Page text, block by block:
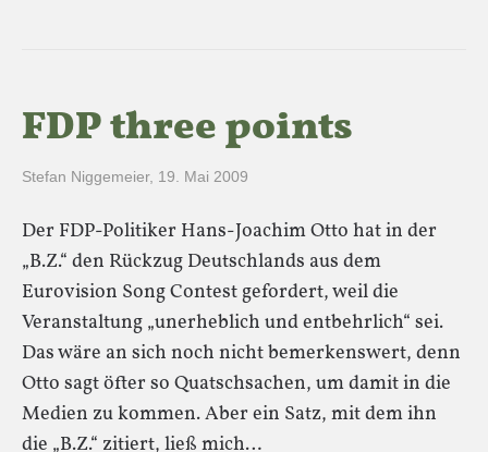
FDP three points
Stefan Niggemeier, 19. Mai 2009
Der FDP-Politiker Hans-Joachim Otto hat in der
„B.Z.“ den Rückzug Deutschlands aus dem
Eurovision Song Contest gefordert, weil die
Veranstaltung „unerheblich und entbehrlich“ sei.
Das wäre an sich noch nicht bemerkenswert, denn
Otto sagt öfter so Quatschsachen, um damit in die
Medien zu kommen. Aber ein Satz, mit dem ihn
die „B.Z.“ zitiert, ließ mich…